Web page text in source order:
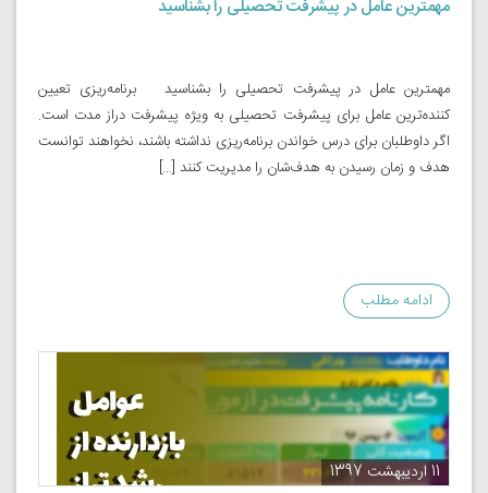
مهمترین عامل در پیشرفت تحصیلی را بشناسید
مهمترین عامل در پیشرفت تحصیلی را بشناسید برنامه‌ریزی تعیین‌
کننده‌ترین عامل برای پیشرفت تحصیلی به‌ ویژه پیشرفت دراز مدت است.
اگر داوطلبان برای درس خواندن برنامه‌ریزی نداشته باشند، نخواهند توانست
هدف و زمان رسیدن به هدف‌شان را مدیریت کنند […]
ادامه مطلب
11 اردیبهشت 1397